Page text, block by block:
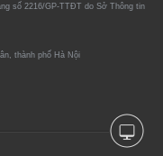
số 2216/GP-TTĐT do Sở Thông tin
thành phố Hà Nội